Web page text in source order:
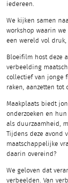
iedereen.
We kijken samen
workshop waarin
een wereld vol
Bloeifilm host deze
verbeelding
collectief van jonge
raken, aanzetten tot
Maakplaats biedt
onderzoeken en
als duurzaamheid,
Tijdens deze avond
maatschappelijke
daarin overeind?
We geloven dat
verbeelden. Van